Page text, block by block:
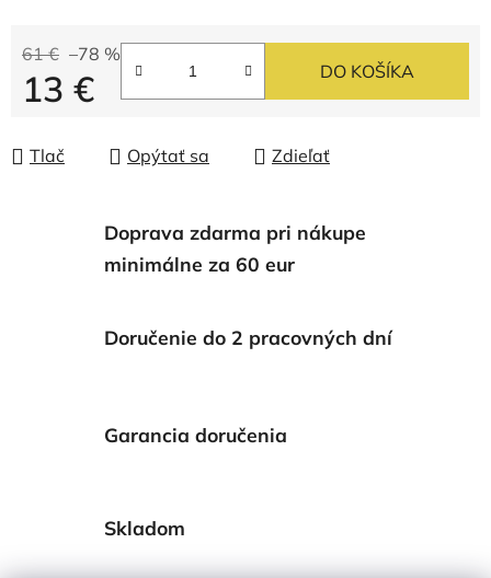
61 € –78 %
13 € DO KOŠÍKA
Tlač Opýtať sa Zdieľať
Doprava zdarma pri nákupe
minimálne za 60 eur
Doručenie do 2 pracovných dní
Garancia doručenia
Skladom